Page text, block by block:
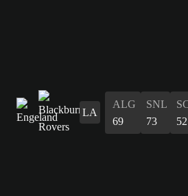
LA
ALG
69
SNL
73
52